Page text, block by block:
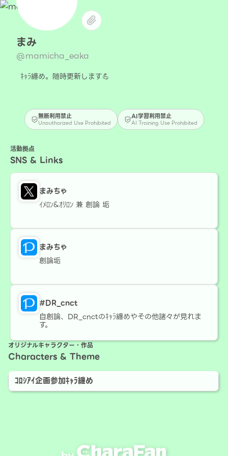
まみ
@mamicha_eaka
ｷｬﾗ纏め。随時更新します💪
無断利用禁止
Unauthorized Use Prohibited
AI学習利用禁止
AI Training Use Prohibited
活動拠点
SNS & Links
まみちゃ
ｲﾒﾛﾝ&ｵﾘﾛﾝ 兼 創論 垢
まみちゃ
創論垢
#DR_cnct
自創論、DR_cnctのｷｬﾗ纏めやその他諸々が見れま
す。
オリジナルキャラクター・作品
Characters & Theme
ｺﾛｼｱｲ企画参加ｷｬﾗ纏め